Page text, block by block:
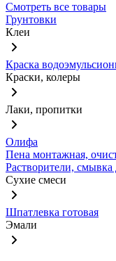
Смотреть все товары
Грунтовки
Клеи
Краска
Краски, колеры
Лаки, пропитки
Олифа
Пена монтажная,
Растворители, смывка
Сухие смеси
Шпатлевка готовая
Эмали